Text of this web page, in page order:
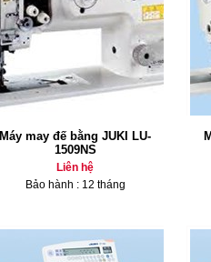
Máy may đế bằng JUKI LU-
1509NS
Liên hệ
Bảo hành : 12 tháng